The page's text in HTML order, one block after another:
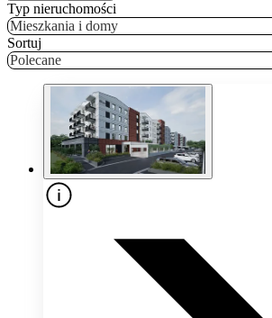
Typ nieruchomości
Mieszkania i domy
Sortuj
Polecane